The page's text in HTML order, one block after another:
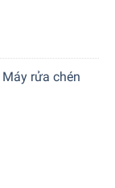
Máy rửa chén